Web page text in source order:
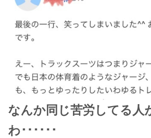
なんか同じ苦労してる人
わ･･････